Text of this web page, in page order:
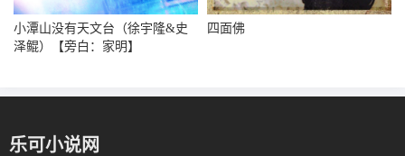
小潭山没有天文台（徐宇隆&史
泽鲲）【旁白：家明】
四面佛
乐可小说网